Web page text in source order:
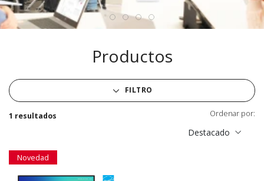
Productos
FILTRO
1 resultados Ordenar por:
Destacado
Novedad